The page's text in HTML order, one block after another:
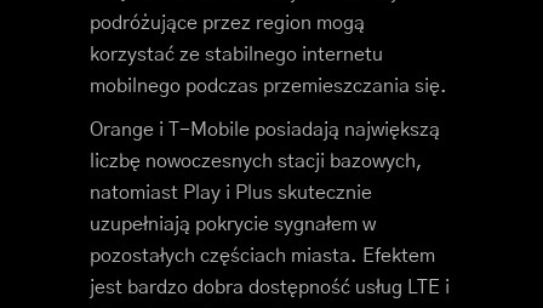
podróżujące przez region mogą
korzystać ze stabilnego internetu
mobilnego podczas przemieszczania się.
Orange i T-Mobile posiadają największą
liczbę nowoczesnych stacji bazowych,
natomiast Play i Plus skutecznie
uzupełniają pokrycie sygnałem w
pozostałych częściach miasta. Efektem
jest bardzo dobra dostępność usług LTE i